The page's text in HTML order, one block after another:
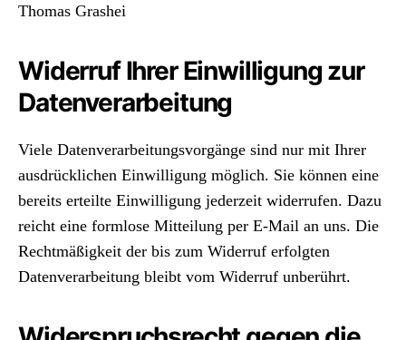
Thomas Grashei
Widerruf Ihrer Einwilligung zur
Datenverarbeitung
Viele Datenverarbeitungsvorgänge sind nur mit Ihrer
ausdrücklichen Einwilligung möglich. Sie können eine
bereits erteilte Einwilligung jederzeit widerrufen. Dazu
reicht eine formlose Mitteilung per E-Mail an uns. Die
Rechtmäßigkeit der bis zum Widerruf erfolgten
Datenverarbeitung bleibt vom Widerruf unberührt.